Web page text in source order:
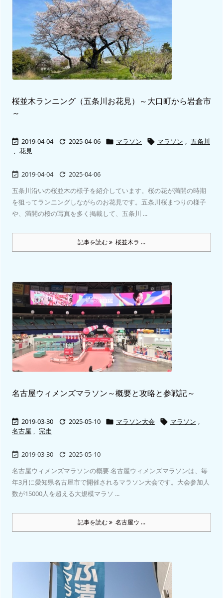
桜並木ランニング（五条川お花見）～大口町から岩倉市
～
 2019-04-04  2025-04-06  マラソン  マラソン , 五条川
, 花見
 2019-04-04  2025-04-06
五条川沿いの桜並木の様子を紹介しています。桜の花が満開の時期
を狙ってランニングしながらのお花見です。五条川桜まつりの様子
や、満開の桜の写真を多く掲載して、五条川 ...
記事を読む 桜並木ラ ...
名古屋ウィメンズマラソン～概要と攻略と参戦記～
 2019-03-30  2025-05-10  マラソン大会  マラソン ,
名古屋 , 完走
 2019-03-30  2025-05-10
名古屋ウィメンズマラソンの概要 名古屋ウィメンズマラソンは、毎
年3月に愛知県名古屋市で開催されるマラソン大会です。大会参加人
数が15000人を超える大規模マラソ ...
記事を読む 名古屋ウ ...